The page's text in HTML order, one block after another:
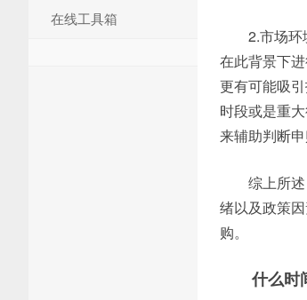
在线工具箱
2.市场环
在此背景下
更有可能吸
时段或是重
来辅助判断
综上所
绪以及政策
购。
什么时